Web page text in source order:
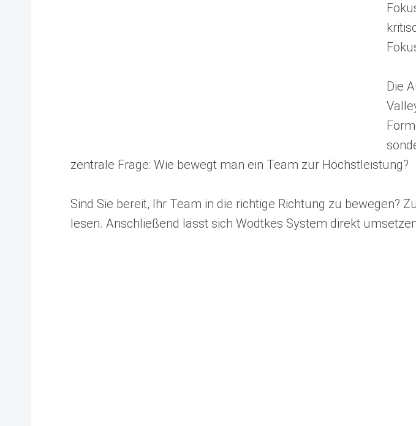
Radical Focus
Die
zentrale Frage: Wie bewegt man ein Team zur Höchstleistung?
Sind Sie bereit, Ihr Team in die richtige Richtung zu bewegen?
lesen. Anschließend lässt sich Wodtkes System direkt